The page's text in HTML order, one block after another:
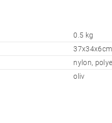
0.5 kg
37x34x6cm
nylon,
oliv